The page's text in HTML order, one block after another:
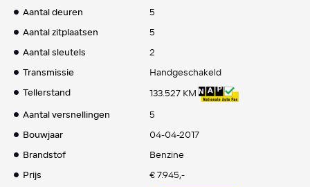
Aantal deuren
5
Aantal zitplaatsen
5
Aantal sleutels
2
Transmissie
Handgeschakeld
Tellerstand
133.527 KM
Aantal versnellingen
5
Bouwjaar
04-04-2017
Brandstof
Benzine
Prijs
€ 7.945,-